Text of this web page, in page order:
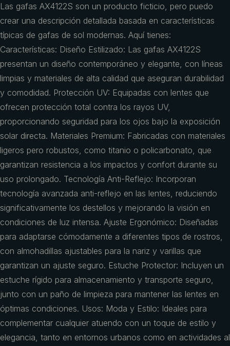
Las gafas AX4122S son un producto ficticio, pero puedo
crear una descripción detallada basada en características
típicas de gafas de sol modernas. Aquí tienes:
Características: Diseño Estilizado: Las gafas AX4122S
presentan un diseño contemporáneo y elegante, con líneas
limpias y materiales de alta calidad que aseguran durabilidad
y comodidad. Protección UV: Equipadas con lentes que
ofrecen protección total contra los rayos UV,
proporcionando seguridad para los ojos bajo la exposición
solar directa. Materiales Premium: Fabricadas con materiales
ligeros pero robustos, como titanio o policarbonato, que
garantizan resistencia a los impactos y confort durante su
uso prolongado. Tecnología Anti-Reflejo: Incorporan
tecnología avanzada anti-reflejo en las lentes, reduciendo
significativamente los destellos y mejorando la visión en
condiciones de luz intensa. Ajuste Ergonómico: Diseñadas
para adaptarse cómodamente a diferentes tipos de rostros,
con almohadillas ajustables para la nariz y varillas que
garantizan un ajuste seguro. Estuche Protector: Incluyen un
estuche rígido para almacenamiento y transporte seguro,
junto con un paño de limpieza para mantener las lentes en
óptimas condiciones. Usos: Moda y Estilo: Ideales para
complementar cualquier atuendo con un toque de estilo y
elegancia, tanto en entornos urbanos como en actividades al